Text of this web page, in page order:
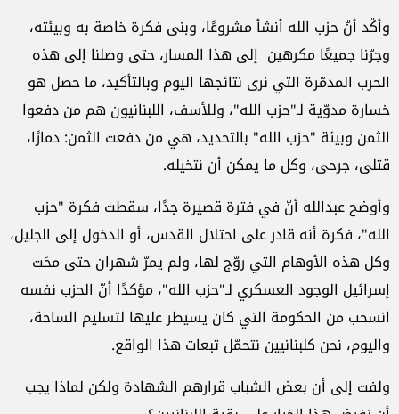
وأكّد أنّ حزب الله أنشأ مشروعًا، وبنى فكرة خاصة به وبيئته،
وجرّنا جميعًا مكرهين إلى هذا المسار، حتى وصلنا إلى هذه
الحرب المدمّرة التي نرى نتائجها اليوم وبالتأكيد، ما حصل هو
خسارة مدوّية لـ"حزب الله"، وللأسف، اللبنانيون هم من دفعوا
الثمن وبيئة "حزب الله" بالتحديد، هي من دفعت الثمن: دمارًا،
قتلى، جرحى، وكل ما يمكن أن نتخيله.
وأوضح عبدالله أنّ في فترة قصيرة جدًا، سقطت فكرة "حزب
الله"، فكرة أنه قادر على احتلال القدس، أو الدخول إلى الجليل،
وكل هذه الأوهام التي روّج لها، ولم يمرّ شهران حتى محَت
إسرائيل الوجود العسكري لـ"حزب الله"، مؤكدًا أنّ الحزب نفسه
انسحب من الحكومة التي كان يسيطر عليها لتسليم الساحة،
واليوم، نحن كلبنانيين نتحمّل تبعات هذا الواقع.
ولفت إلى أن بعض الشباب قرارهم الشهادة ولكن لماذا يجب